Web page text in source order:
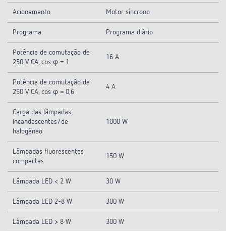
Acionamento Motor síncrono
Programa Programa diário
Potência de comutação de
250 V CA, cos φ = 1
16 A
Potência de comutação de
250 V CA, cos φ = 0,6
4 A
Carga das lâmpadas
incandescentes/de
halogéneo
1000 W
Lâmpadas fluorescentes
compactas
150 W
Lâmpada LED < 2 W 30 W
Lâmpada LED 2-8 W 300 W
Lâmpada LED > 8 W 300 W